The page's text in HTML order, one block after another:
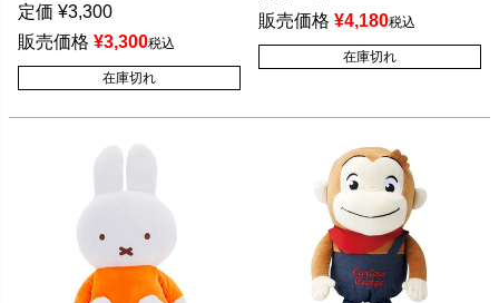
定価 ¥3,300
販売価格 ¥3,300税込
在庫切れ
販売価格 ¥4,180税込
在庫切れ